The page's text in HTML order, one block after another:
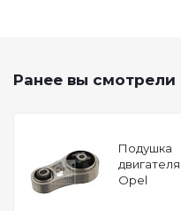
Ранее вы смотрели
Подушкa
двигателя
Opel